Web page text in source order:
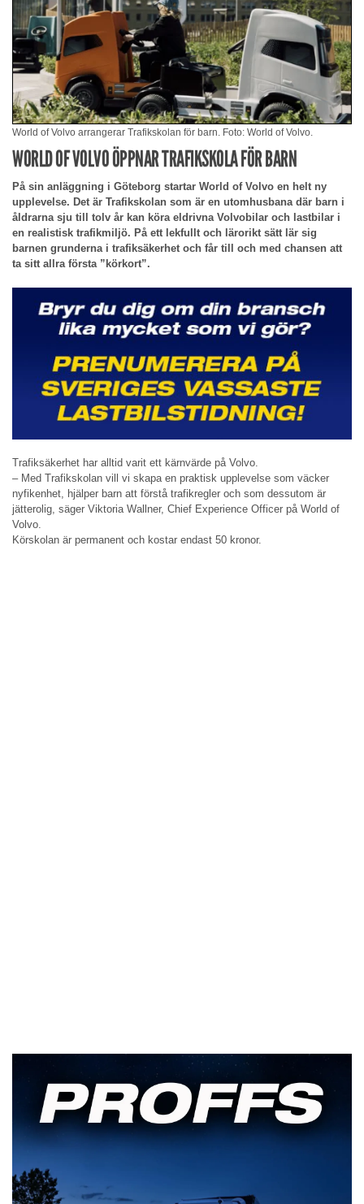
World of Volvo arrangerar Trafikskolan för barn. Foto: World of Volvo.
WORLD OF VOLVO ÖPPNAR TRAFIKSKOLA FÖR BARN
På sin anläggning i Göteborg startar World of Volvo en helt ny
upplevelse. Det är Trafikskolan som är en utomhusbana där barn i
åldrarna sju till tolv år kan köra eldrivna Volvobilar och lastbilar i
en realistisk trafikmiljö. På ett lekfullt och lärorikt sätt lär sig
barnen grunderna i trafiksäkerhet och får till och med chansen att
ta sitt allra första ”körkort”.
Trafiksäkerhet har alltid varit ett kärnvärde på Volvo.
– Med Trafikskolan vill vi skapa en praktisk upplevelse som väcker
nyfikenhet, hjälper barn att förstå trafikregler och som dessutom är
jätterolig, säger Viktoria Wallner, Chief Experience Officer på World of
Volvo.
Körskolan är permanent och kostar endast 50 kronor.